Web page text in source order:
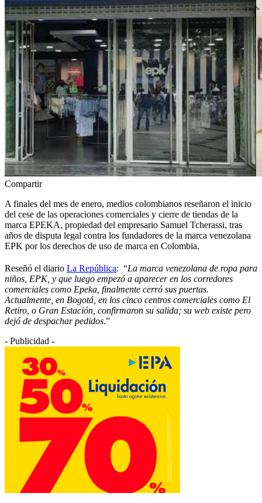
Compartir
A finales del mes de enero, medios colombianos reseñaron el inicio
del cese de las operaciones comerciales y cierre de tiendas de la
marca EPEKA, propiedad del empresario Samuel Tcherassi, tras
años de disputa legal contra los fundadores de la marca venezolana
EPK por los derechos de uso de marca en Colombia.
Reseñó el diario La República: “La marca venezolana de ropa para
niños, EPK, y que luego empezó a aparecer en los corredores
comerciales como Epeka, finalmente cerró sus puertas.
Actualmente, en Bogotá, en los cinco centros comerciales como El
Retiro, o Gran Estación, confirmaron su salida; su web existe pero
dejó de despachar pedidos.”
- Publicidad -